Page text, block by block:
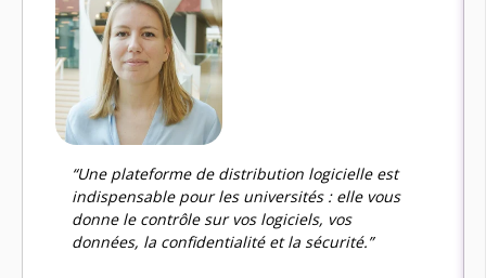
“Une plateforme de distribution logicielle est
indispensable pour les universités : elle vous
donne le contrôle sur vos logiciels, vos
données, la confidentialité et la sécurité.”